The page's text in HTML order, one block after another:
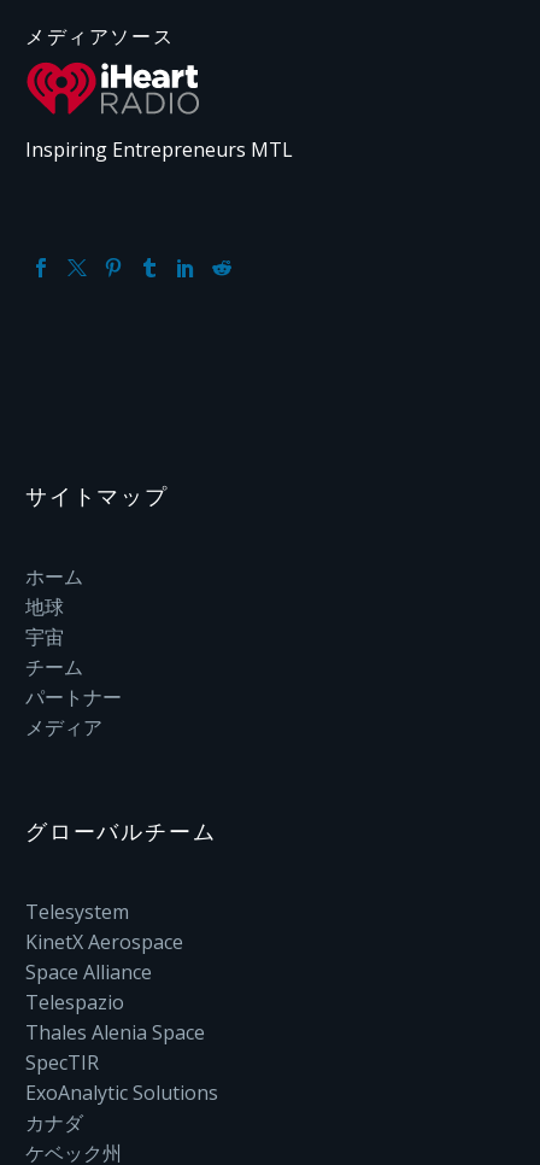
メディアソース
Inspiring Entrepreneurs MTL
サイトマップ
ホーム
地球
宇宙
チーム
パートナー
メディア
グローバルチーム
Telesystem
KinetX Aerospace
Space Alliance
Telespazio
Thales Alenia Space
SpecTIR
ExoAnalytic Solutions
カナダ
ケベック州